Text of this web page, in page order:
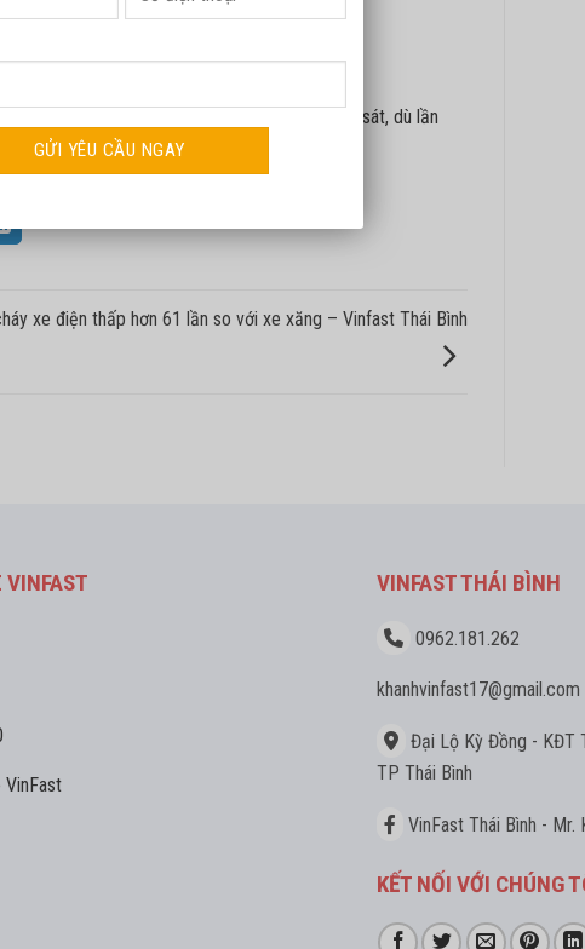
xe ô tô điện VF 3.
trọng cảm ơn các anh chị đã thực hiện khảo sát, dù lần
xe điện thấp hơn 61 lần so với xe xăng – Vinfast Thái Bình
VINFAST VINFAST THÁI BÌNH
0962.181.262
khanhvinfast17@gmail.com
Đại Lộ Kỳ Đồng - KĐT
TP Thái Bình
VinFast Thái Bình - Mr.
KẾT NỐI VỚI CHÚNG